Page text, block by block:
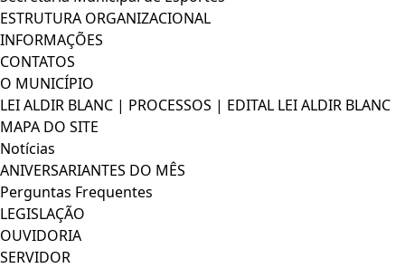
ESTRUTURA ORGANIZACIONAL
INFORMAÇÕES
CONTATOS
O MUNICÍPIO
LEI ALDIR BLANC | PROCESSOS | EDITAL LEI ALDIR BLANC
MAPA DO SITE
Notícias
ANIVERSARIANTES DO MÊS
Perguntas Frequentes
LEGISLAÇÃO
OUVIDORIA
SERVIDOR